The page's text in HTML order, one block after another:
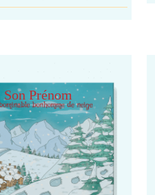
Son Prénom